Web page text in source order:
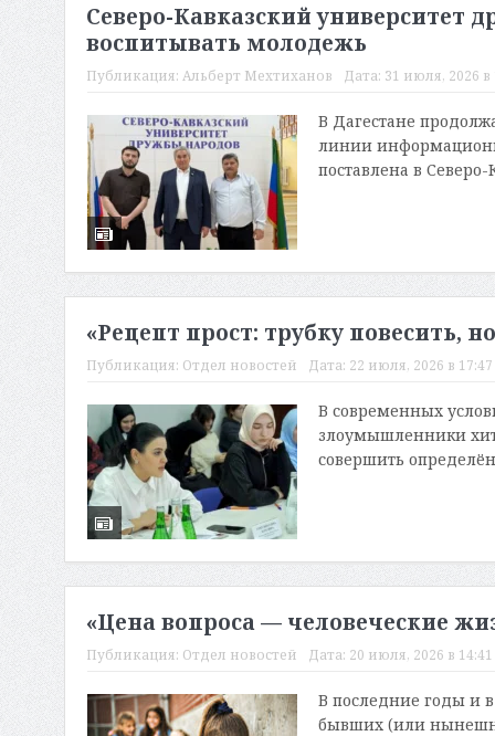
Северо-Кавказский университет
воспитывать молодежь
Публикация:Альберт Мехтиханов Дата: 31 июля, 2026 в
В Дагестане
линии
поставлена в
«Рецепт прост: трубку повесить,
Публикация: Отдел новостей Дата: 22 июля, 2026 в 17:47
В современных
злоумышленники
совершить
«Цена вопроса — человеческие
Публикация: Отдел новостей Дата: 20 июля, 2026 в 14:41
В последние годы и
бывших (или